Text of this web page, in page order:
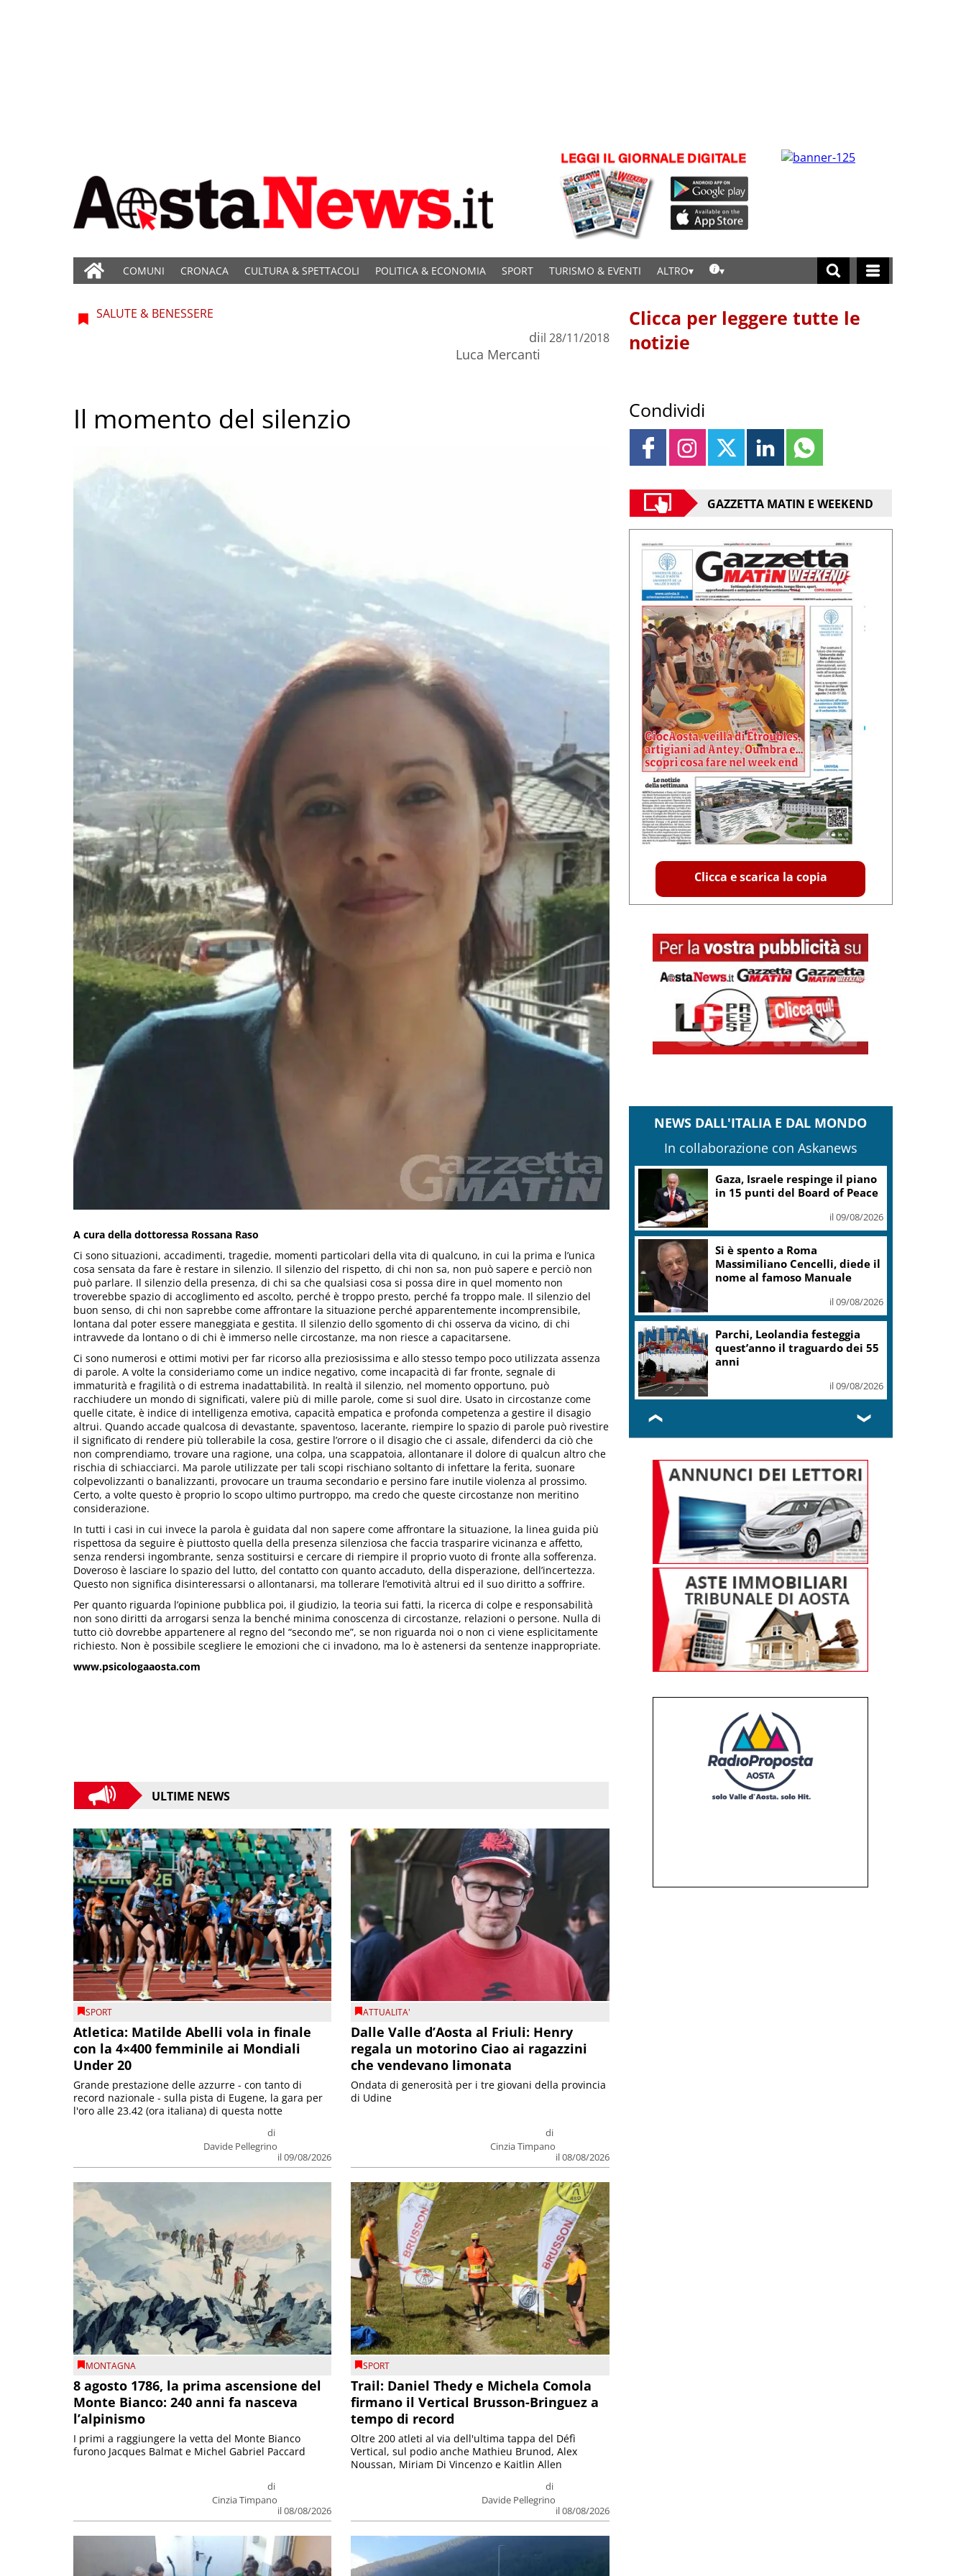
COMUNI CRONACA CULTURA & SPETTACOLI POLITICA & ECONOMIA SPORT TURISMO & EVENTI ALTRO
SALUTE & BENESSERE
di
Luca Mercanti
il 28/11/2018
Il momento del silenzio
A cura della dottoressa Rossana Raso
Ci sono situazioni, accadimenti, tragedie, momenti particolari della vita di qualcuno, in cui la prima e l’unica
cosa sensata da fare è restare in silenzio. Il silenzio del rispetto, di chi non sa, non può sapere e perciò non
può parlare. Il silenzio della presenza, di chi sa che qualsiasi cosa si possa dire in quel momento non
troverebbe spazio di accoglimento ed ascolto, perché è troppo presto, perché fa troppo male. Il silenzio del
buon senso, di chi non saprebbe come affrontare la situazione perché apparentemente incomprensibile,
lontana dal poter essere maneggiata e gestita. Il silenzio dello sgomento di chi osserva da vicino, di chi
intravvede da lontano o di chi è immerso nelle circostanze, ma non riesce a capacitarsene.
Ci sono numerosi e ottimi motivi per far ricorso alla preziosissima e allo stesso tempo poco utilizzata assenza
di parole. A volte la consideriamo come un indice negativo, come incapacità di far fronte, segnale di
immaturità e fragilità o di estrema inadattabilità. In realtà il silenzio, nel momento opportuno, può
racchiudere un mondo di significati, valere più di mille parole, come si suol dire. Usato in circostanze come
quelle citate, è indice di intelligenza emotiva, capacità empatica e profonda competenza a gestire il disagio
altrui. Quando accade qualcosa di devastante, spaventoso, lacerante, riempire lo spazio di parole può rivestire
il significato di rendere più tollerabile la cosa, gestire l’orrore o il disagio che ci assale, difenderci da ciò che
non comprendiamo, trovare una ragione, una colpa, una scappatoia, allontanare il dolore di qualcun altro che
rischia di schiacciarci. Ma parole utilizzate per tali scopi rischiano soltanto di infettare la ferita, suonare
colpevolizzanti o banalizzanti, provocare un trauma secondario e persino fare inutile violenza al prossimo.
Certo, a volte questo è proprio lo scopo ultimo purtroppo, ma credo che queste circostanze non meritino
considerazione.
In tutti i casi in cui invece la parola è guidata dal non sapere come affrontare la situazione, la linea guida più
rispettosa da seguire è piuttosto quella della presenza silenziosa che faccia trasparire vicinanza e affetto,
senza rendersi ingombrante, senza sostituirsi e cercare di riempire il proprio vuoto di fronte alla sofferenza.
Doveroso è lasciare lo spazio del lutto, del contatto con quanto accaduto, della disperazione, dell’incertezza.
Questo non significa disinteressarsi o allontanarsi, ma tollerare l’emotività altrui ed il suo diritto a soffrire.
Per quanto riguarda l’opinione pubblica poi, il giudizio, la teoria sui fatti, la ricerca di colpe e responsabilità
non sono diritti da arrogarsi senza la benché minima conoscenza di circostanze, relazioni o persone. Nulla di
tutto ciò dovrebbe appartenere al regno del “secondo me”, se non riguarda noi o non ci viene esplicitamente
richiesto. Non è possibile scegliere le emozioni che ci invadono, ma lo è astenersi da sentenze inappropriate.
www.psicologaaosta.com
ULTIME NEWS
SPORT
Atletica: Matilde Abelli vola in finale
con la 4×400 femminile ai Mondiali
Under 20
di
Davide Pellegrino
il 09/08/2026
Grande prestazione delle azzurre - con tanto di
record nazionale - sulla pista di Eugene, la gara per
l'oro alle 23.42 (ora italiana) di questa notte
ATTUALITA'
Dalle Valle d’Aosta al Friuli: Henry
regala un motorino Ciao ai ragazzini
che vendevano limonata
di
Cinzia Timpano
il 08/08/2026
Ondata di generosità per i tre giovani della provincia
di Udine
MONTAGNA
8 agosto 1786, la prima ascensione del
Monte Bianco: 240 anni fa nasceva
l’alpinismo
di
Cinzia Timpano
il 08/08/2026
I primi a raggiungere la vetta del Monte Bianco
furono Jacques Balmat e Michel Gabriel Paccard
SPORT
Trail: Daniel Thedy e Michela Comola
firmano il Vertical Brusson-Bringuez a
tempo di record
di
Davide Pellegrino
il 08/08/2026
Oltre 200 atleti al via dell'ultima tappa del Défì
Vertical, sul podio anche Mathieu Brunod, Alex
Noussan, Miriam Di Vincenzo e Kaitlin Allen
Clicca per leggere tutte le
notizie
Condividi
GAZZETTA MATIN E WEEKEND
Clicca e scarica la copia
NEWS DALL'ITALIA E DAL MONDO
In collaborazione con Askanews
Legambiente assegna i premi
Parchi Emissioni Zero 2026
il 09/08/2026
Il Consorzio Vini Valle
Camonica il 17 e 18 agosto a
Ponte di Legno
il 09/08/2026
Campania, Allerta gialla per temporali
improvvisi su tutta Regione
il 09/08/2026
❮ ❯